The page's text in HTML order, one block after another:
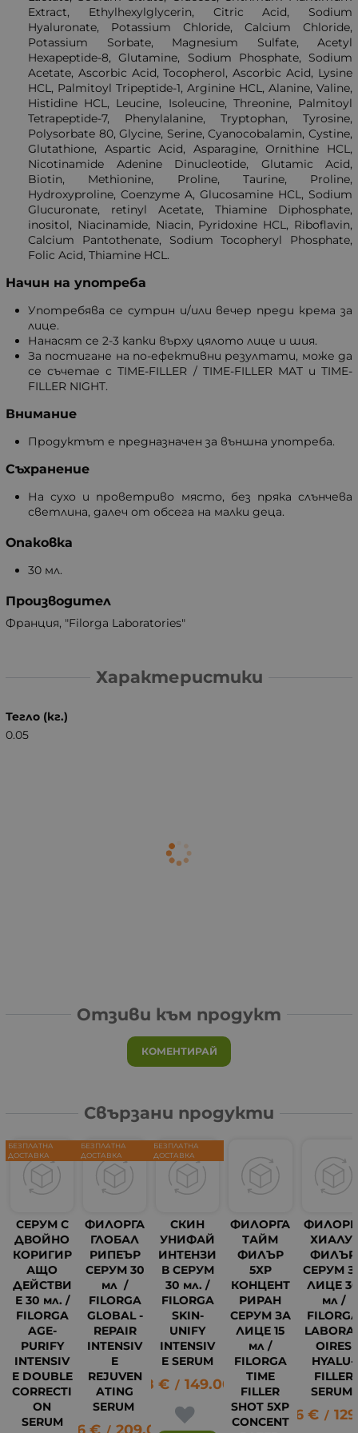
Extract, Ethylhexylglycerin, Citric Acid, Sodium
Hyaluronate, Potassium Chloride, Calcium Chloride,
Potassium Sorbate, Magnesium Sulfate, Acetyl
Hexapeptide-8, Glutamine, Sodium Phosphate, Sodium
Acetate, Ascorbic Acid, Tocopherol, Ascorbic Acid, Lysine
HCL, Palmitoyl Tripeptide-1, Arginine HCL, Alanine, Valine,
Histidine HCL, Leucine, Isoleucine, Threonine, Palmitoyl
Tetrapeptide-7, Phenylalanine, Tryptophan, Tyrosine,
Polysorbate 80, Glycine, Serine, Cyanocobalamin, Cystine,
Glutathione, Aspartic Acid, Asparagine, Ornithine HCL,
Nicotinamide Adenine Dinucleotide, Glutamic Acid,
Biotin, Methionine, Proline, Taurine, Proline,
Hydroxyproline, Coenzyme A, Glucosamine HCL, Sodium
Glucuronate, retinyl Acetate, Thiamine Diphosphate,
inositol, Niacinamide, Niacin, Pyridoxine HCL, Riboflavin,
Calcium Pantothenate, Sodium Tocopheryl Phosphate,
Folic Acid, Thiamine HCL.
Начин на употреба
Употребява се сутрин и/или вечер преди крема за
лице.
Нанасят се 2-3 капки върху цялото лице и шия.
За постигане на по-ефективни резултати, може да
се съчетае с TIME-FILLER / TIME-FILLER MAT и TIME-
FILLER NIGHT.
Внимание
Продуктът е предназначен за външна употреба.
Съхранение
На сухо и проветриво място, без пряка слънчева
светлина, далеч от обсега на малки деца.
Опаковка
30 мл.
Производител
Франция, "Filorga Laboratories"
Характеристики
Тегло (кг.)
0.05
Отзиви към продукт
КОМЕНТИРАЙ
Свързани продукти
СЕРУМ С
ДВОЙНО
КОРИГИР
АЩО
ДЕЙСТВИ
Е 30 мл. /
FILORGA
AGE-
PURIFY
INTENSIV
E DOUBLE
CORRECTI
ON
SERUM
БЕЗПЛАТНА
ДОСТАВКА
ФИЛОРГА
ГЛОБАЛ
РИПЕЪР
СЕРУМ 30
мл /
FILORGA
GLOBAL -
REPAIR
INTENSIV
E
REJUVEN
ATING
SERUM
БЕЗПЛАТНА
ДОСТАВКА
СКИН
УНИФАЙ
ИНТЕНЗИ
В СЕРУМ
30 мл. /
FILORGA
SKIN-
UNIFY
INTENSIV
E SERUM
76.18 € / 149.00 лв.
БЕЗПЛАТНА
ДОСТАВКА
ФИЛОРГА
ТАЙМ
ФИЛЪР
5XP
КОНЦЕНТ
РИРАН
СЕРУМ ЗА
ЛИЦЕ 15
мл /
FILORGA
TIME
FILLER
SHOT 5XP
CONCENT
ХИАЛУ-
ФИЛЪР
СЕРУМ
ЛИЦЕ
мл /
OIRES
HYALU-
FILLER
SERUM
65.96 € /